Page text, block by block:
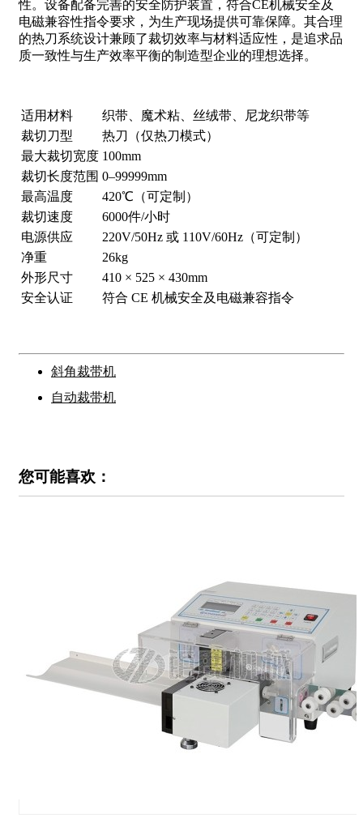
性。设备配备完善的安全防护装置，符合CE机械安全及
电磁兼容性指令要求，为生产现场提供可靠保障。其合理
的热刀系统设计兼顾了裁切效率与材料适应性，是追求品
质一致性与生产效率平衡的制造型企业的理想选择。
适用材料
织带、魔术粘、丝绒带、尼龙织带等
裁切刀型
热刀（仅热刀模式）
最大裁切宽度 100mm
裁切长度范围 0–99999mm
最高温度
420℃（可定制）
裁切速度
6000件/小时
电源供应
220V/50Hz 或 110V/60Hz（可定制）
净重
26kg
外形尺寸
410 × 525 × 430mm
安全认证
符合 CE 机械安全及电磁兼容指令
斜角裁带机
自动裁带机
您可能喜欢：